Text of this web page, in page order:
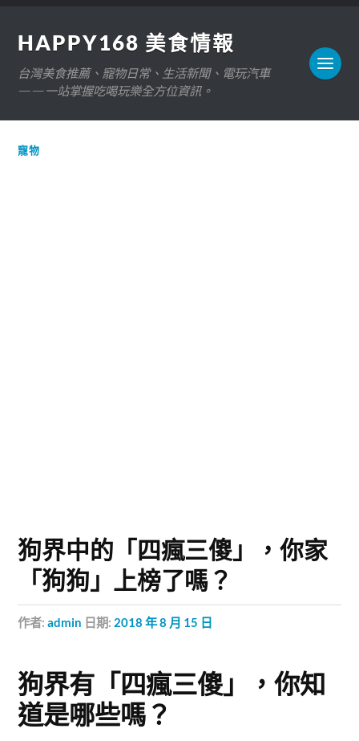
HAPPY168 美食情報
台灣美食推薦、寵物日常、生活新聞、電玩汽車
——一站掌握吃喝玩樂全方位資訊。
寵物
狗界中的「四瘋三傻」，你家
「狗狗」上榜了嗎？
作者:admin 日期: 2018 年 8 月 15 日
狗界有「四瘋三傻」，你知
道是哪些嗎？